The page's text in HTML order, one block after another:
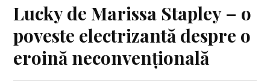
Lucky de Marissa Stapley – o
poveste electrizantă despre o
eroină neconvențională